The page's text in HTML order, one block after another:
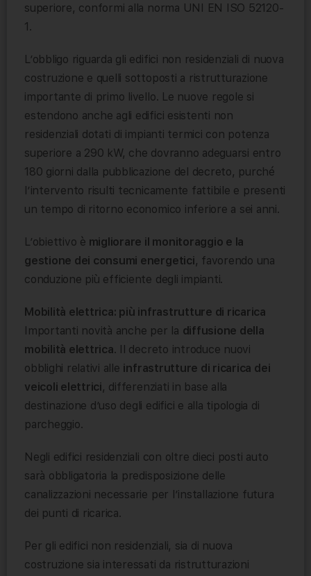
superiore, conformi alla norma UNI EN ISO 52120-
1.
L’obbligo riguarda gli edifici non residenziali di nuova
costruzione e quelli sottoposti a ristrutturazione
importante di primo livello. Le nuove regole si
estendono anche agli edifici esistenti non
residenziali dotati di impianti termici con potenza
superiore a 290 kW, che dovranno adeguarsi entro
180 giorni dalla pubblicazione del decreto, purché
l’intervento risulti tecnicamente fattibile e presenti
un tempo di ritorno economico inferiore a sei anni.
L’obiettivo è migliorare il monitoraggio e la
gestione dei consumi energetici, favorendo una
conduzione più efficiente degli impianti.
Mobilità elettrica: più infrastrutture di ricarica
Importanti novità anche per la diffusione della
mobilità elettrica. Il decreto introduce nuovi
obblighi relativi alle infrastrutture di ricarica dei
veicoli elettrici, differenziati in base alla
destinazione d’uso degli edifici e alla tipologia di
parcheggio.
Negli edifici residenziali con oltre dieci posti auto
sarà obbligatoria la predisposizione delle
canalizzazioni necessarie per l’installazione futura
dei punti di ricarica.
Per gli edifici non residenziali, sia di nuova
costruzione sia interessati da ristrutturazioni